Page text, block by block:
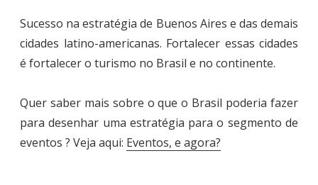
Sucesso na estratégia de Buenos Aires e das demais
cidades latino-americanas. Fortalecer essas cidades
é fortalecer o turismo no Brasil e no continente.
Quer saber mais sobre o que o Brasil poderia fazer
para desenhar uma estratégia para o segmento de
eventos ? Veja aqui: Eventos, e agora?